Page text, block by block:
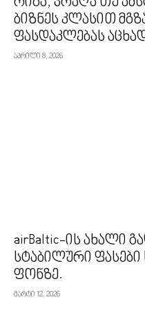
ბიზნეს კლასით
ფასდაკლებას
აპრილი 8, 2026
airBaltic-ის ახალი
სტაბილური ფასები
ფონზე.
მარტი 12, 2026